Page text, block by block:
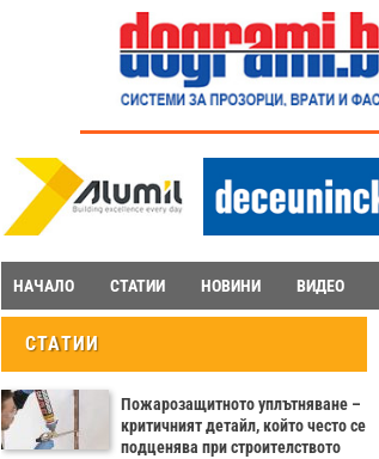
НАЧАЛО СТАТИИ НОВИНИ ВИДЕО
СТАТИИ
Пожарозащитното уплътняване –
критичният детайл, който често се
подценява при строителството